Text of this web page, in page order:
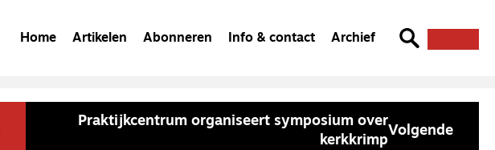
Home Artikelen Abonneren Info & contact Archief
Praktijkcentrum organiseert symposium over
kerkkrimp
Volgende